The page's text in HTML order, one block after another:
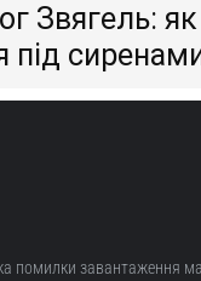
Звягель:
під